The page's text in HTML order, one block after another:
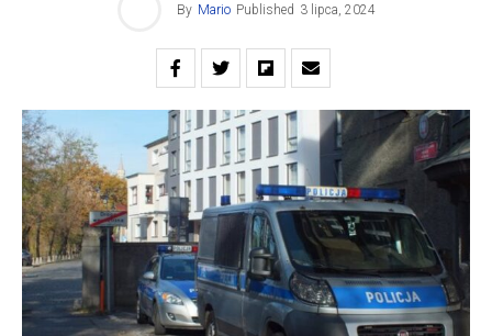
By Mario Published 3 lipca, 2024